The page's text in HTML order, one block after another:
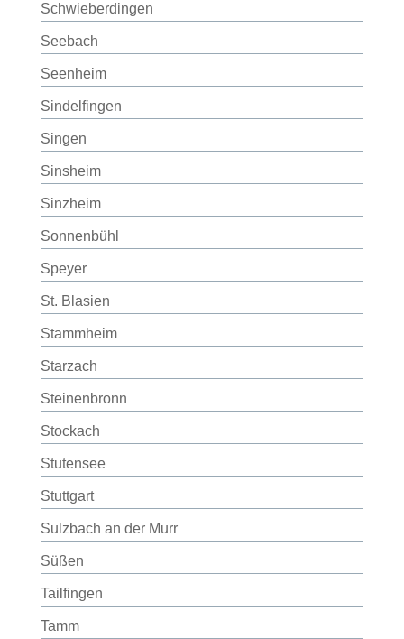
Schwieberdingen
Seebach
Seenheim
Sindelfingen
Singen
Sinsheim
Sinzheim
Sonnenbühl
Speyer
St. Blasien
Stammheim
Starzach
Steinenbronn
Stockach
Stutensee
Stuttgart
Sulzbach an der Murr
Süßen
Tailfingen
Tamm